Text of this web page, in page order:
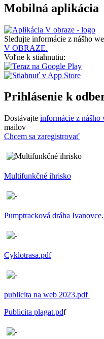
Mobilná aplikácia
Sledujte informácie z nášho
V OBRAZE.
Voľne k stiahnutiu:
Prihlásenie k
Dostávajte informácie z nášho
mailov
Chcem sa zaregistrovať
Multifunkčné ihrisko
Pumptracková dráha
Cyklotrasa.pdf
publicita na web 2023.pdf
Publicita plagat.pdf